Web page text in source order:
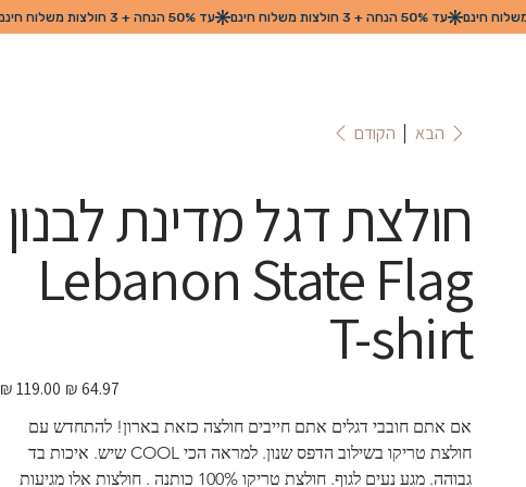
הקודם הבא
חולצת דגל מדינת לבנון
Lebanon State Flag
T-shirt
מחיר
מקורי
מחיר
מבצע
אם אתם חובבי דגלים אתם חייבים חולצה כזאת בארון! להתחדש עם
חולצת טריקו בשילוב הדפס שנון. למראה הכי COOL שיש. איכות בד
גבוהה. מגע נעים לגוף. חולצת טריקו 100% כותנה . חולצות אלו מגיעות